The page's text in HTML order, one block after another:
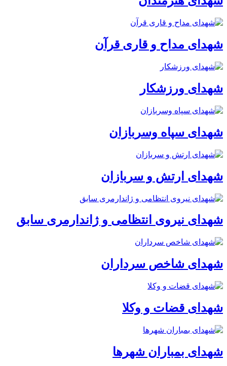
شهدای مداح و قاری قرآن
شهدای ورزشکار
شهدای سپاه وسربازان
شهدای ارتش و سربازان
شهدای نیروی انتظامی و ژاندارمری سابق
شهدای شاخص سرداران
شهدای قضات و وکلا
شهدای بمباران شهرها